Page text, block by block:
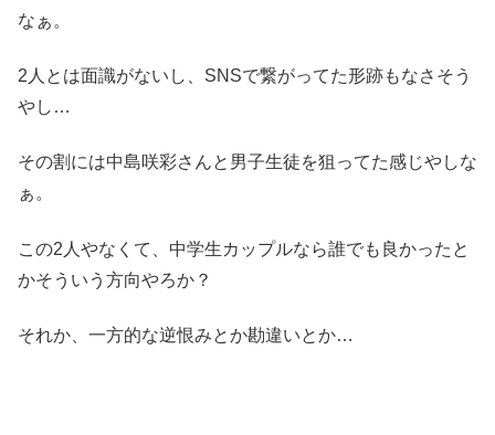
なぁ。
2人とは面識がないし、SNSで繋がってた形跡もなさそう
やし…
その割には中島咲彩さんと男子生徒を狙ってた感じやしな
ぁ。
この2人やなくて、中学生カップルなら誰でも良かったと
かそういう方向やろか？
それか、一方的な逆恨みとか勘違いとか…